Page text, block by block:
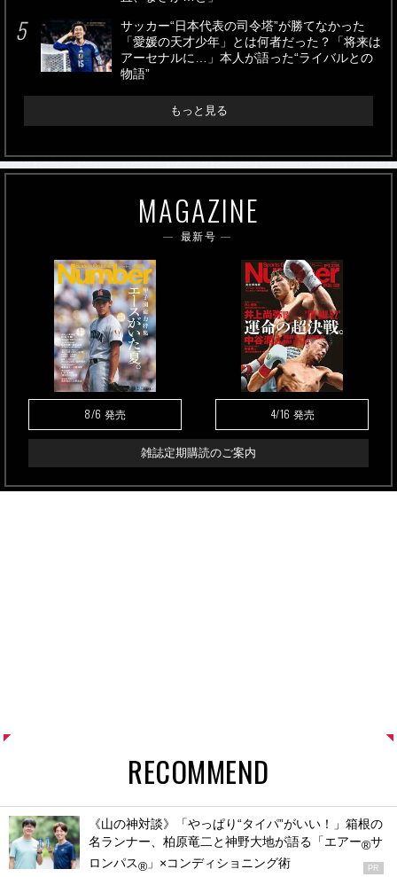
サッカー“日本代表の司令塔”が勝てなかった
「愛媛の天才少年」とは何者だった？「将来は
アーセナルに…」本人が語った“ライバルとの
物語”
もっと見る
MAGAZINE
最新号
8/6 発売 4/16 発売
雑誌定期購読のご案内
RECOMMEND
《山の神対談》「やっぱり“タイパ”がいい！」箱根の
名ランナー、柏原竜二と神野大地が語る「エアー®サ
ロンパス® 」×コンディショニング術 PR